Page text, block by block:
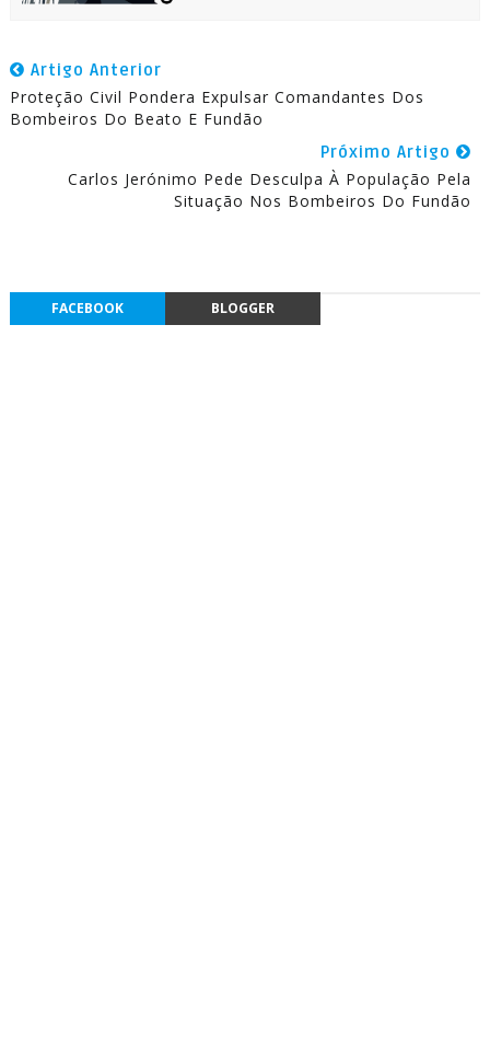
Artigo Anterior
Proteção Civil Pondera Expulsar Comandantes Dos
Bombeiros Do Beato E Fundão
Próximo Artigo
Carlos Jerónimo Pede Desculpa À População Pela
Situação Nos Bombeiros Do Fundão
FACEBOOK BLOGGER